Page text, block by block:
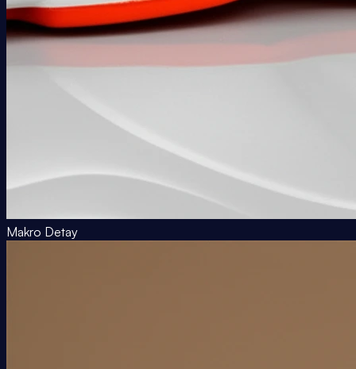
Makro Detay